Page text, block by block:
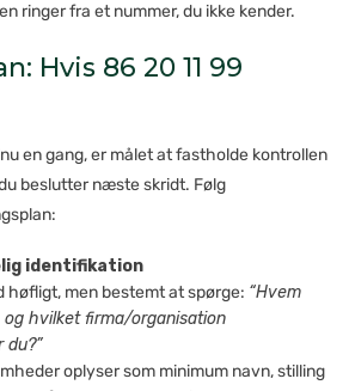
ringer fra et nummer, du ikke kender.
Hvis 86 20 11 99
en gang, er målet at fastholde kontrollen
beslutter næste skridt. Følg
identifikation
høfligt, men bestemt at spørge: “Hvem
og hvilket firma/organisation
du?”
oplyser som minimum navn, stilling